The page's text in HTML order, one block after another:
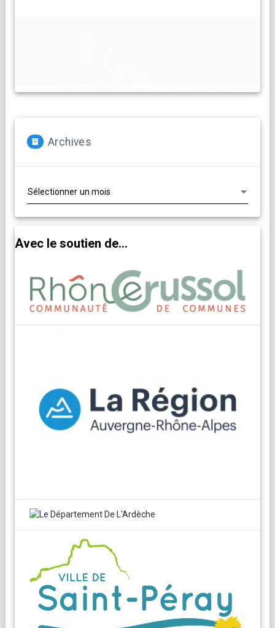
Archives
Avec le soutien de...